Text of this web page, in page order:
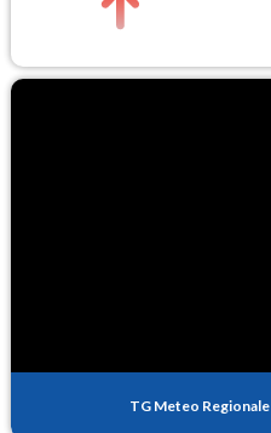
TG Meteo Regionale